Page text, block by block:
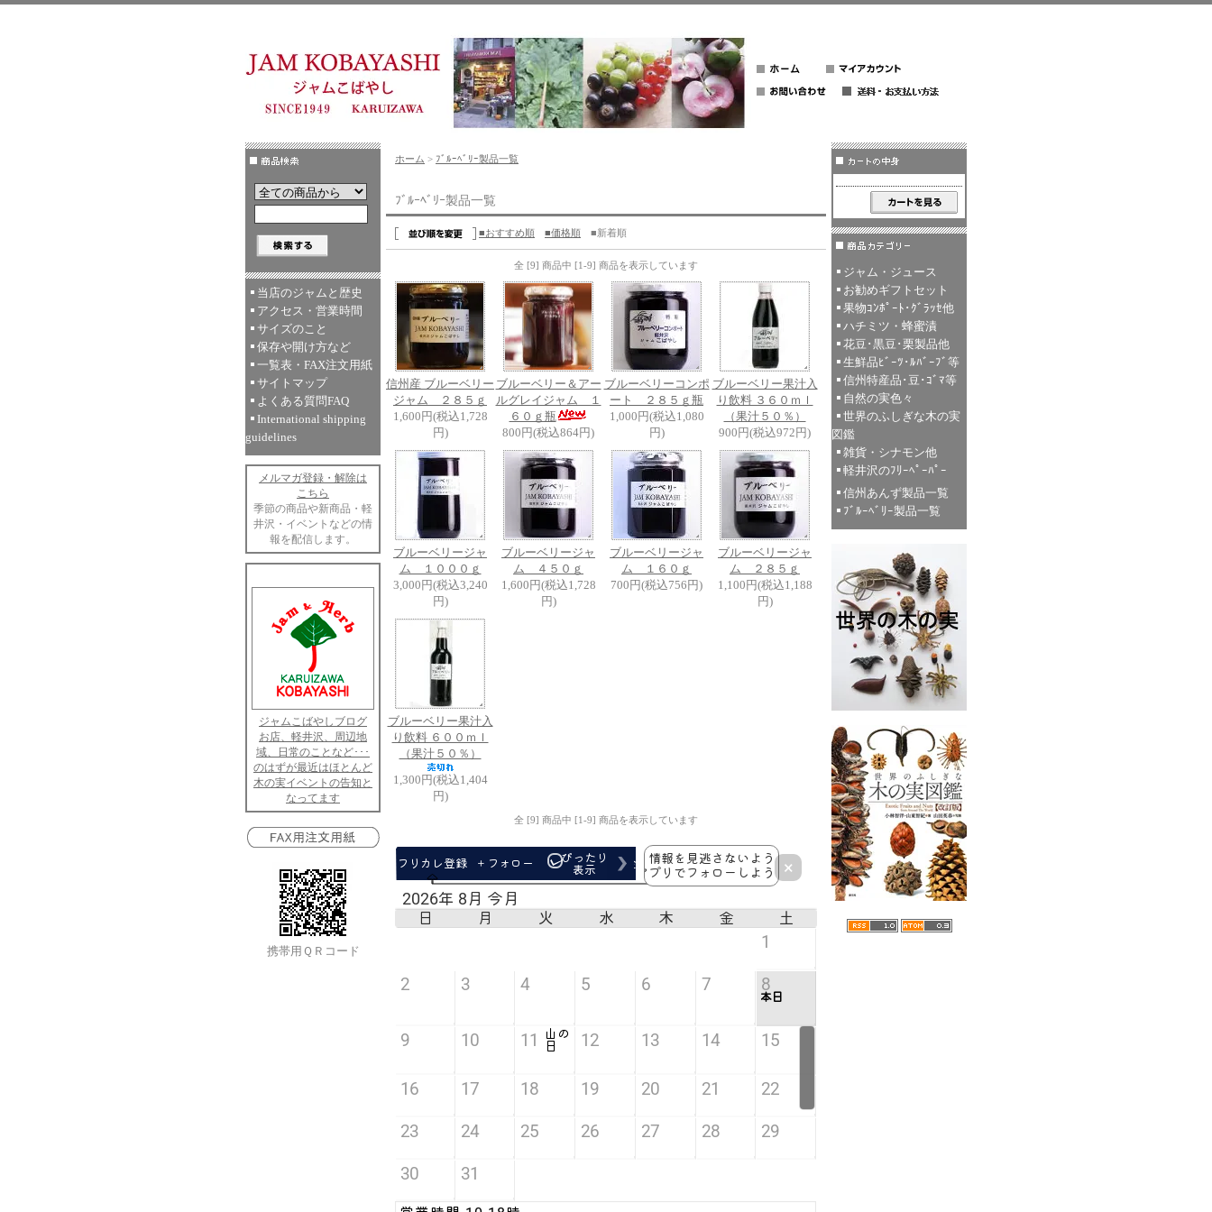
当店のジャムと歴史
アクセス・営業時間
サイズのこと
保存や開け方など
一覧表・FAX注文用紙
サイトマップ
よくある質問FAQ
International shipping
guidelines
メルマガ登録・解除は
こちら
季節の商品や新商品・軽
井沢・イベントなどの情
報を配信します。
ジャムこばやしブログ
お店、軽井沢、周辺地
域、日常のことなど･･･
のはずが最近はほとんど
木の実イベントの告知と
なってます
携帯用ＱＲコード
ホーム > ﾌﾞﾙｰﾍﾞﾘｰ製品一覧
ﾌﾞﾙｰﾍﾞﾘｰ製品一覧
■おすすめ順 ■価格順 ■新着順
全 [9] 商品中 [1-9] 商品を表示しています
信州産 ブルーベリー
ジャム ２８５ｇ
1,600円(税込1,728
円)
ブルーベリー＆アー
ルグレイジャム １
６０ｇ瓶
800円(税込864円)
ブルーベリーコンポ
ート ２８５ｇ瓶
1,000円(税込1,080
円)
ブルーベリー果汁入
り飲料 ３６０ｍｌ
（果汁５０％）
900円(税込972円)
ブルーベリージャ
ム １０００ｇ
3,000円(税込3,240
円)
ブルーベリージャ
ム ４５０ｇ
1,600円(税込1,728
円)
ブルーベリージャ
ム １６０ｇ
700円(税込756円)
ブルーベリージャ
ム ２８５ｇ
1,100円(税込1,188
円)
ブルーベリー果汁入
り飲料 ６００ｍｌ
（果汁５０％）
1,300円(税込1,404
円)
全 [9] 商品中 [1-9] 商品を表示しています
ジャム・ジュース
お勧めギフトセット
果物ｺﾝﾎﾟｰﾄ･ｸﾞﾗｯｾ他
ハチミツ・蜂蜜漬
花豆･黒豆･栗製品他
生鮮品ﾋﾞｰﾂ･ﾙﾊﾞｰﾌﾞ等
信州特産品･豆･ｺﾞﾏ等
自然の実色々
世界のふしぎな木の実
図鑑
雑貨・シナモン他
軽井沢のﾌﾘｰﾍﾟｰﾊﾟｰ
信州あんず製品一覧
ﾌﾞﾙｰﾍﾞﾘｰ製品一覧